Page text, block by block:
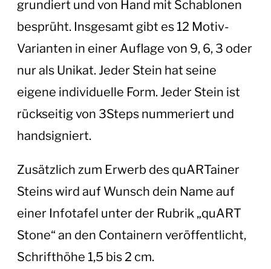
grundiert und von Hand mit Schablonen
besprüht. Insgesamt gibt es 12 Motiv-
Varianten in einer Auflage von 9, 6, 3 oder
nur als Unikat. Jeder Stein hat seine
eigene individuelle Form. Jeder Stein ist
rückseitig von 3Steps nummeriert und
handsigniert.
Zusätzlich zum Erwerb des quARTainer
Steins wird auf Wunsch dein Name auf
einer Infotafel unter der Rubrik „quART
Stone“ an den Containern veröffentlicht,
Schrifthöhe 1,5 bis 2 cm.